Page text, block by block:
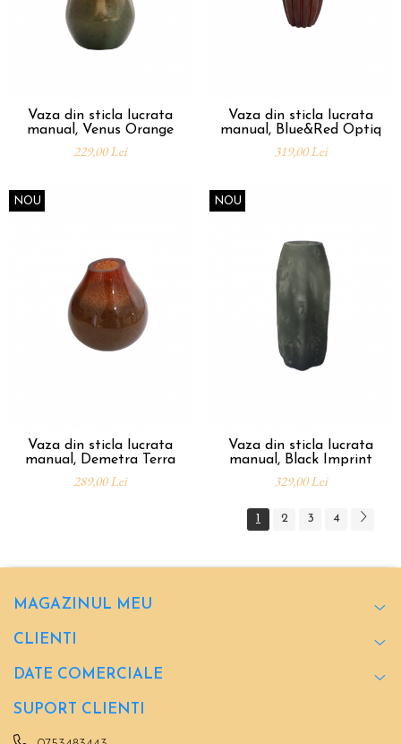
Vaza din sticla lucrata
manual, Venus Orange
229,00 Lei
Vaza din sticla lucrata
manual, Blue&Red Optiq
319,00 Lei
NOU
Vaza din sticla lucrata
manual, Demetra Terra
289,00 Lei
NOU
Vaza din sticla lucrata
manual, Black Imprint
329,00 Lei
1 2 3 4
MAGAZINUL MEU
CLIENTI
DATE COMERCIALE
SUPORT CLIENTI